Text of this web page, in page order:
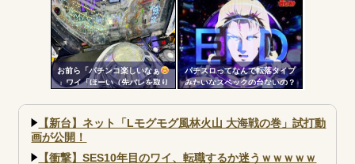
っっっっっっっっかｗｗｗ
お前ら「パチンコ楽しいなぁ
」ワイ「ほーい（先バレを取り
パチスロってなんで転落タイプ
みたいなスペックの台ないの？
【新台】ネット「Lモグモグ風林火山 大海戦の巻」試打動
画が公開！
【衝撃】SES10年目のワイ、転職するか迷うｗｗｗｗｗ